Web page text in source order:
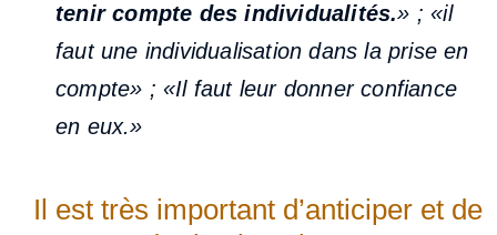
tenir compte des individualités.» ; «il
faut une individualisation dans la prise en
compte» ; «Il faut leur donner confiance
en eux.»
Il est très important d’anticiper et de